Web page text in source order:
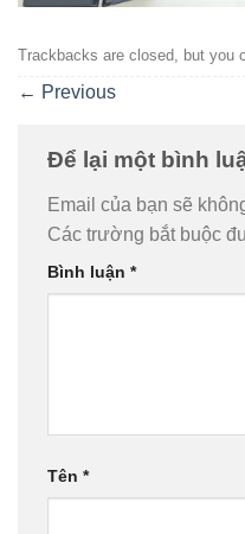
Trackbacks are closed, but you
← Previous
Để lại một bình
Email của bạn sẽ
Các trường bắt buộc
Bình luận *
Tên *